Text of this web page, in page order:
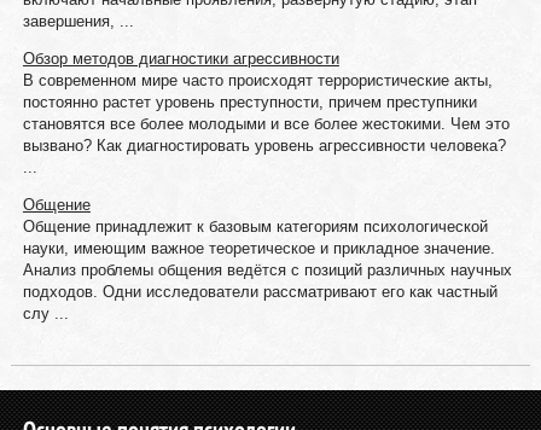
завершения, ...
Обзор методов диагностики агрессивности
В современном мире часто происходят террористические акты,
постоянно растет уровень преступности, причем преступники
становятся все более молодыми и все более жестокими. Чем это
вызвано? Как диагностировать уровень агрессивности человека?
...
Общение
Общение принадлежит к базовым категориям психологической
науки, имеющим важное теоретическое и прикладное значение.
Анализ проблемы общения ведётся с позиций различных научных
подходов. Одни исследователи рассматривают его как частный
слу ...